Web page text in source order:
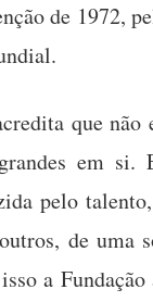
de 1972,
que não
em si.
pelo
de uma
a Fundação